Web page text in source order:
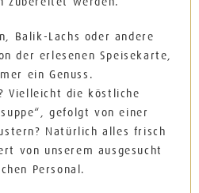
Balik-Lachs oder andere
der erlesenen Speisekarte,
ein Genuss.
Vielleicht die köstliche
gefolgt von einer
Natürlich alles frisch
von unserem ausgesucht
Personal.